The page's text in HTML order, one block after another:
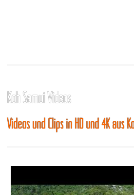
Koh Samui Videos
Videos und Clips in HD und 4K aus